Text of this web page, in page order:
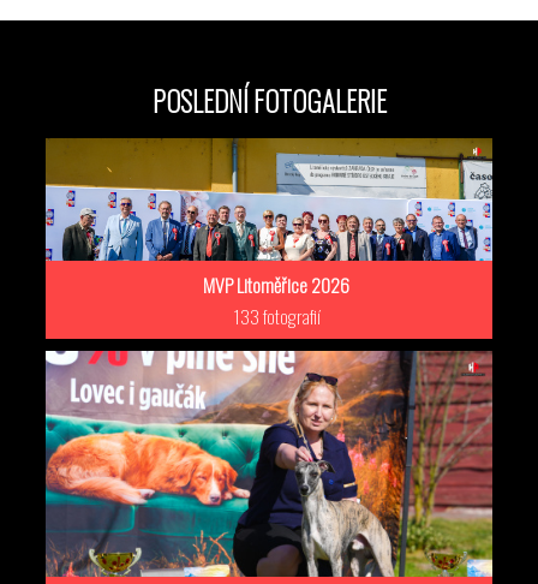
POSLEDNÍ FOTOGALERIE
MVP Litoměřice 2026
133 fotografií